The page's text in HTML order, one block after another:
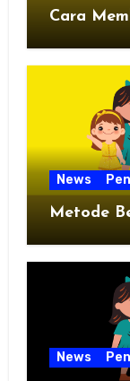
Cara
News
Metode
News